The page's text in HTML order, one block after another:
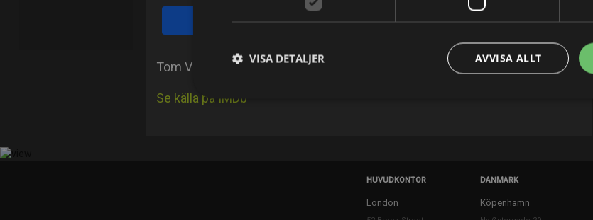
Facebook X E-postadress
Tom Virtue is an actor and editor.
Se källa på IMDb
HUVUDKONTOR
London
DANMARK
Köpenhamn
AVVISA ALLT
VISA DETALJER